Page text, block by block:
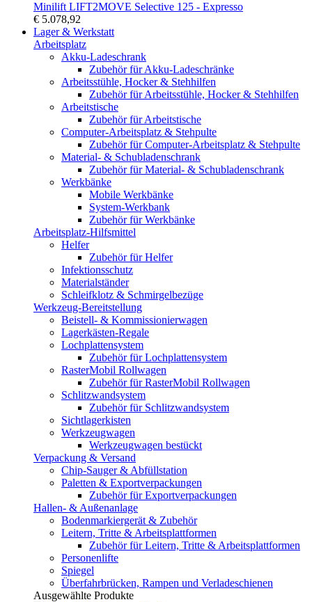
Minilift LIFT2MOVE Selective 125 - Expresso
€ 5.078,92
Lager & Werkstatt
Arbeitsplatz
Akku-Ladeschrank
Zubehör für Akku-Ladeschränke
Arbeitsstühle, Hocker & Stehhilfen
Zubehör für Arbeitsstühle, Hocker & Stehhilfen
Arbeitstische
Zubehör für Arbeitstische
Computer-Arbeitsplatz & Stehpulte
Zubehör für Computer-Arbeitsplatz & Stehpulte
Material- & Schubladenschrank
Zubehör für Material- & Schubladenschrank
Werkbänke
Mobile Werkbänke
System-Werkbank
Zubehör für Werkbänke
Arbeitsplatz-Hilfsmittel
Helfer
Zubehör für Helfer
Infektionsschutz
Materialständer
Schleifklotz & Schmirgelbezüge
Werkzeug-Bereitstellung
Beistell- & Kommissionierwagen
Lagerkästen-Regale
Lochplattensystem
Zubehör für Lochplattensystem
RasterMobil Rollwagen
Zubehör für RasterMobil Rollwagen
Schlitzwandsystem
Zubehör für Schlitzwandsystem
Sichtlagerkisten
Werkzeugwagen
Werkzeugwagen bestückt
Verpackung & Versand
Chip-Sauger & Abfüllstation
Paletten & Exportverpackungen
Zubehör für Exportverpackungen
Hallen- & Außenanlage
Bodenmarkiergerät & Zubehör
Leitern, Tritte & Arbeitsplattformen
Zubehör für Leitern, Tritte & Arbeitsplattformen
Personenlifte
Spiegel
Überfahrbrücken, Rampen und Verladeschienen
Ausgewählte Produkte